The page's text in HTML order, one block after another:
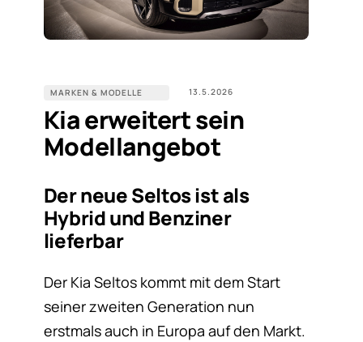
MARKEN & MODELLE 13.5.2026
Kia erweitert sein
Modellangebot
Der neue Seltos ist als
Hybrid und Benziner
lieferbar
Der Kia Seltos kommt mit dem Start
seiner zweiten Generation nun
erstmals auch in Europa auf den Markt.